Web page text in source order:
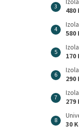
480
580
170
290
279
30